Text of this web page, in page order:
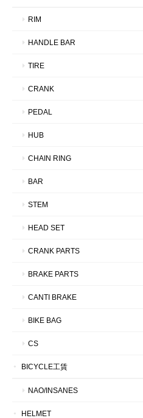
RIM
HANDLE BAR
TIRE
CRANK
PEDAL
HUB
CHAIN RING
BAR
STEM
HEAD SET
CRANK PARTS
BRAKE PARTS
CANTI BRAKE
BIKE BAG
CS
BICYCLE工賃
NAO/INSANES
HELMET